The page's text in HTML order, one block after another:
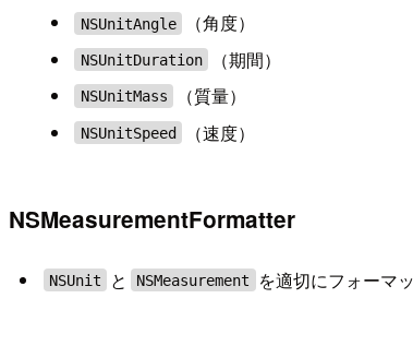
NSUnitAngle （角度）
NSUnitDuration （期間）
NSUnitMass （質量）
NSUnitSpeed （速度）
NSMeasurementFormatter
NSUnit と NSMeasurement を適切にフォーマ